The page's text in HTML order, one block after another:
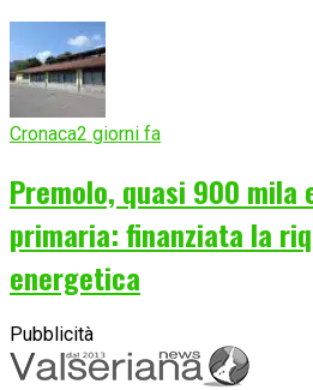
Cronaca2 giorni fa
Premolo, quasi 900 mila
primaria: finanziata la
energetica
Pubblicità